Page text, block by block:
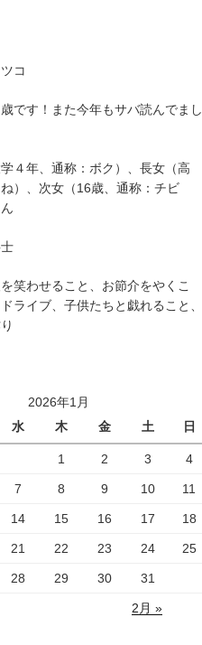
コ
です！また今年もサバ読んでまし
４年、通称：ボク）、長女（高
）、次女（16歳、通称：チビ
笑わせること、お節介をやくこ
ライブ、子供たちと戯れること、
2026年1月
水
木 金 土 日
1 2 3 4
7 8 9 10 11
14 15 16 17 18
21 22 23 24 25
28 29 30 31
2月 »